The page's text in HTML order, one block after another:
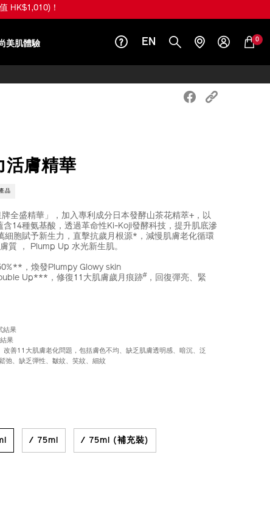
華 20ml (價值 HK$560)！
美肌體驗 EN 0
活膚精華
品
牌全盛精華」，加入專利成分日本發酵山茶花精萃+，以
含14種氨基酸，透過革命性Ki-Koji發酵科技，提升肌底滲
細胞賦予新生力，直擊抗歲月根源*，減慢肌膚老化循環
質 ， Plump Up 水光新生肌。
，煥發Plumpy Glowy skin
Up***，修復11大肌膚歲月痕跡# ，回復彈亮、緊
結果
果
改善11大肌膚老化問題，包括膚色不均、缺乏肌膚透明感、暗沉、泛
弛、缺乏彈性、皺紋、笑紋、細紋
/ 75ml / 75ml (補充裝)